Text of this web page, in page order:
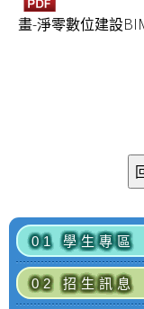
畫-淨零數位建設
01 學生專區
02 招生訊息